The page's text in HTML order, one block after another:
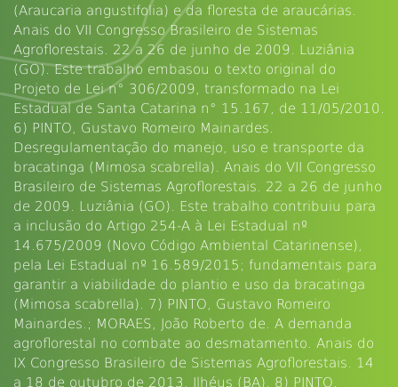
(Araucaria angustifolia) e da floresta de araucárias.
Anais do VII Congresso Brasileiro de Sistemas
Agroflorestais. 22 a 26 de junho de 2009. Luziânia
(GO). Este trabalho embasou o texto original do
Projeto de Lei n° 306/2009, transformado na Lei
Estadual de Santa Catarina n° 15.167, de 11/05/2010.
6) PINTO, Gustavo Romeiro Mainardes.
Desregulamentação do manejo, uso e transporte da
bracatinga (Mimosa scabrella). Anais do VII Congresso
Brasileiro de Sistemas Agroflorestais. 22 a 26 de junho
de 2009. Luziânia (GO). Este trabalho contribuiu para
a inclusão do Artigo 254-A à Lei Estadual nº
14.675/2009 (Novo Código Ambiental Catarinense),
pela Lei Estadual nº 16.589/2015; fundamentais para
garantir a viabilidade do plantio e uso da bracatinga
(Mimosa scabrella). 7) PINTO, Gustavo Romeiro
Mainardes.; MORAES, João Roberto de. A demanda
agroflorestal no combate ao desmatamento. Anais do
IX Congresso Brasileiro de Sistemas Agroflorestais. 14
a 18 de outubro de 2013. Ilhéus (BA). 8) PINTO,